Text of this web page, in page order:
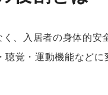
、入居者の身体的安
覚・運動機能などに